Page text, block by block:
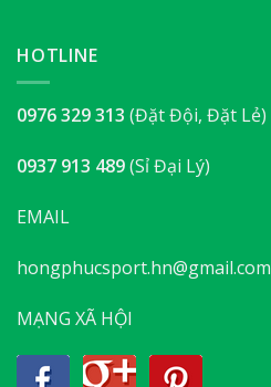
HOTLINE
0976 329 313 (Đặt Đội, Đặt Lẻ)
0937 913 489(Sỉ Đại Lý)
EMAIL
hongphucsport.hn@gmail.com
MẠNG XÃ HỘI